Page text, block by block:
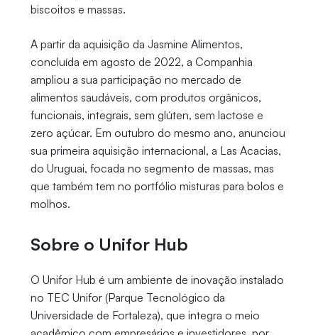
biscoitos e massas.
A partir da aquisição da Jasmine Alimentos,
concluída em agosto de 2022, a Companhia
ampliou a sua participação no mercado de
alimentos saudáveis, com produtos orgânicos,
funcionais, integrais, sem glúten, sem lactose e
zero açúcar. Em outubro do mesmo ano, anunciou
sua primeira aquisição internacional, a Las Acacias,
do Uruguai, focada no segmento de massas, mas
que também tem no portfólio misturas para bolos e
molhos.
Sobre o Unifor Hub
O Unifor Hub é um ambiente de inovação instalado
no TEC Unifor (Parque Tecnológico da
Universidade de Fortaleza), que integra o meio